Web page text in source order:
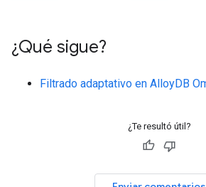
¿Qué sigue?
Filtrado adaptativo en AlloyDB
¿Te resultó útil?